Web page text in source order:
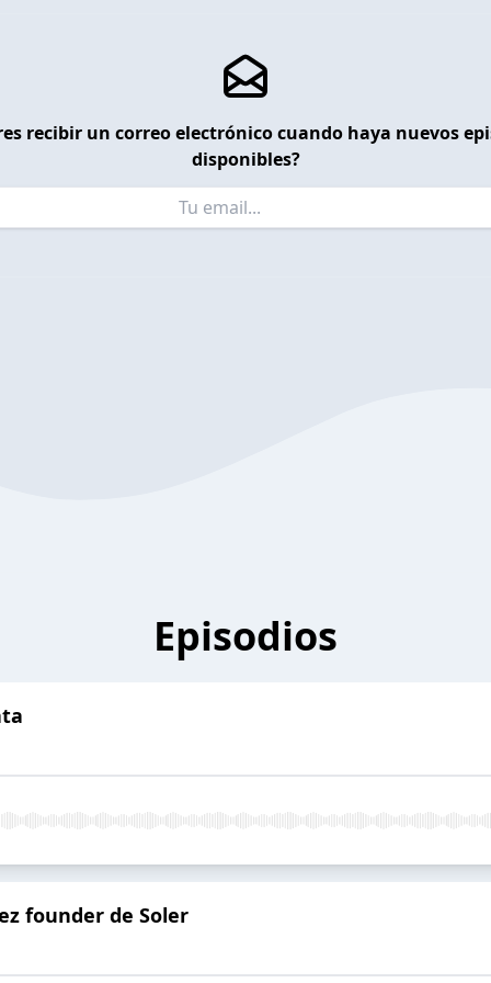
recibir un correo electrónico cuando haya nuevos
disponibles?
Episodios
founder de Soler